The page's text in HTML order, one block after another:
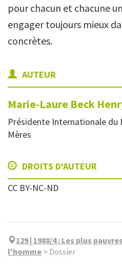
pour chacun et chacune
engager toujours mieux
concrètes.
AUTEUR
Marie-Laure Beck
Présidente Internationale du
Mères
DROITS D'AUTEUR
CC BY-NC-ND
129 | 1988/4: Les plus
l'homme > Dossier